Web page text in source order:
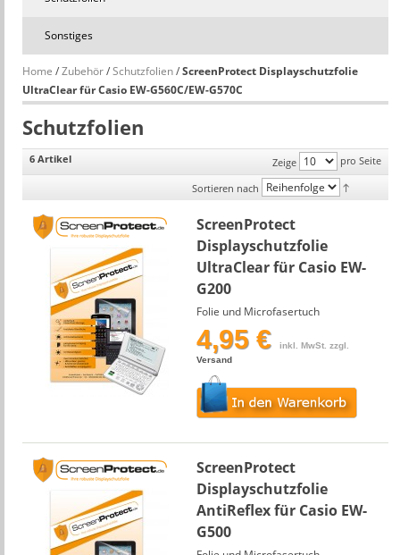
Sonstiges
Home /Zubehör/Schutzfolien/ScreenProtect Displayschutzfolie
UltraClear für Casio EW-G560C/EW-G570C
Schutzfolien
6 Artikel Zeige pro Seite
Sortieren nach
ScreenProtect
Displayschutzfolie
UltraClear für Casio EW-
G200
Folie und Microfasertuch
4,95 €
inkl. MwSt. zzgl.
Versand
ScreenProtect
Displayschutzfolie
AntiReflex für Casio EW-
G500